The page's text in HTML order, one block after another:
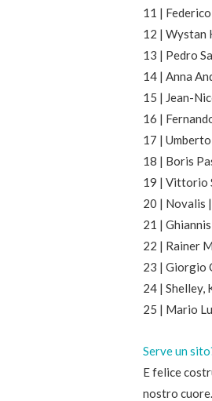
11 |
12 | Wystan
13 | Pedro
14 | Anna
15 | Jean-
16 |
17 |
18 | Boris
19 | Vittorio
20 | Novalis
21 |
22 | Rainer
23 | Giorgio
24 |
25 | Mario
Serve un
E felice
nostro